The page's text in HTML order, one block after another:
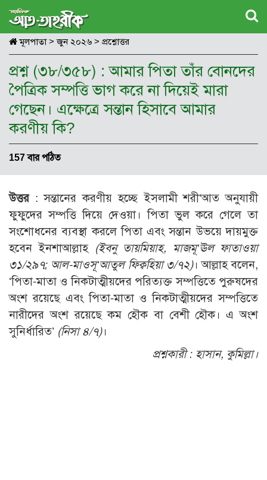
মূলপাতা> জুন ২০২৬ > প্রশ্নোত্তর
প্রশ্ন (৩৮/৩৫৮) : আমার পিতা তাঁর বোনদের
পৈত্রিক সম্পত্তি ভাগ করে না দিয়েই মারা
গেছেন। এক্ষেত্রে সন্তান হিসাবে আমার
করণীয় কি?
157 বার পঠিত
উত্তর: সন্তানের করণীয় হচ্ছে ইসলামী শরী‘আত অনুযায়ী
ফুফুদের সম্পত্তি দিয়ে দেওয়া। পিতা ভুল করে গেলে তা
সংশোধনের ব্যবস্থা করলে পিতা এবং সন্তান উভয়ে দায়মুক্ত
হবেন ইনশাআল্লাহ (ইবনু তায়মিয়াহ, মাজমূ‘ঊল ফাতাওয়া
৩১/২৯৭; আল-মাওসূ‘আতুল ফিক্বহিয়া ৩/৭২)। আল্লাহ বলেন,
‘পিতা-মাতা ও নিকটাত্মীয়দের পরিত্যক্ত সম্পত্তিতে পুরুষদের
অংশ রয়েছে এবং পিতা-মাতা ও নিকটাত্মীয়দের সম্পত্তিতে
নারীদের অংশ রয়েছে কম হৌক বা বেশী হৌক। এ অংশ
সুনির্ধারিত’ (নিসা ৪/৭)।
প্রশ্নকারী : হাসান, কুমিল্লা।